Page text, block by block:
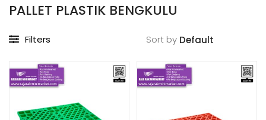
PALLET PLASTIK BENGKULU
Filters Sort by